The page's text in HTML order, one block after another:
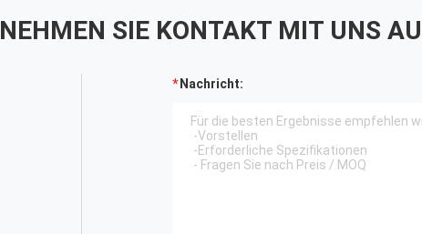
NEHMEN SIE KONTAKT MIT UNS
Nachricht: